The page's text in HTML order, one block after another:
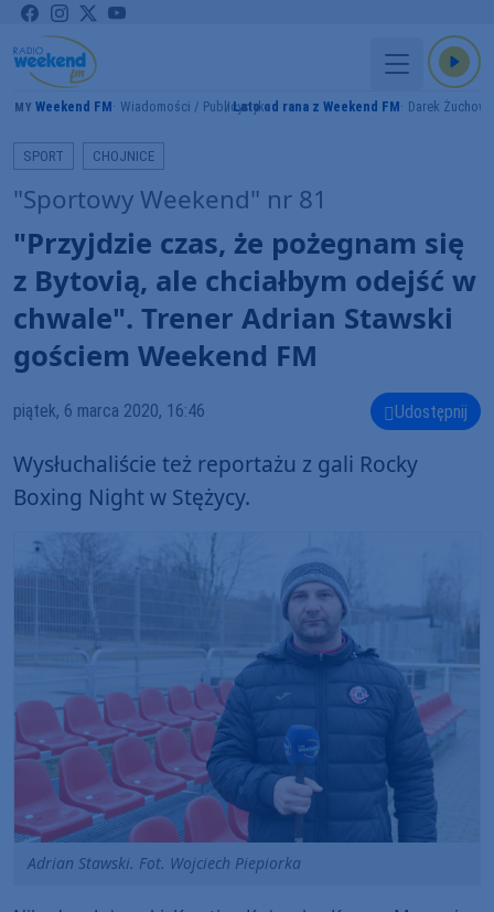
Weekend FM Wiadomości / PublicystykaLato od rana z Weekend FM Darek
SPORT CHOJNICE
"Sportowy Weekend" nr 81
"Przyjdzie czas, że pożegnam się
z Bytovią, ale chciałbym odejść w
chwale". Trener Adrian Stawski
gościem Weekend FM
piątek, 6 marca 2020, 16:46 Udostępnij
Wysłuchaliście też reportażu z gali Rocky
Boxing Night w Stężycy.
Adrian Stawski. Fot. Wojciech Piepiorka